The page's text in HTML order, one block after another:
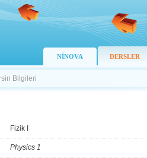
NİNOVA DERSLER
Bilgileri
Fizik I
Physics 1